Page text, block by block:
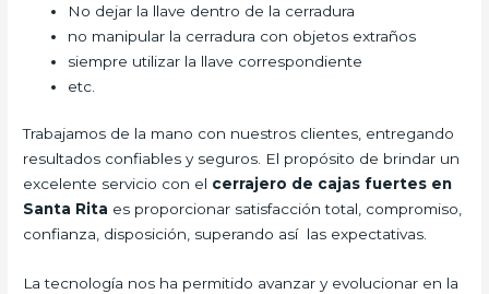
No dejar la llave dentro de la cerradura
no manipular la cerradura con objetos extraños
siempre utilizar la llave correspondiente
etc.
Trabajamos de la mano con nuestros clientes, entregando
resultados confiables y seguros. El propósito de brindar un
excelente servicio con el cerrajero de cajas fuertes en
Santa Rita es proporcionar satisfacción total, compromiso,
confianza, disposición, superando así las expectativas.
La tecnología nos ha permitido avanzar y evolucionar en la